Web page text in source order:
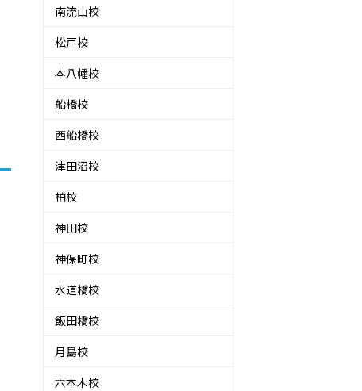
南流山校
松戸校
本八幡校
船橋校
西船橋校
津田沼校
柏校
神田校
神保町校
水道橋校
飯田橋校
月島校
六本木校